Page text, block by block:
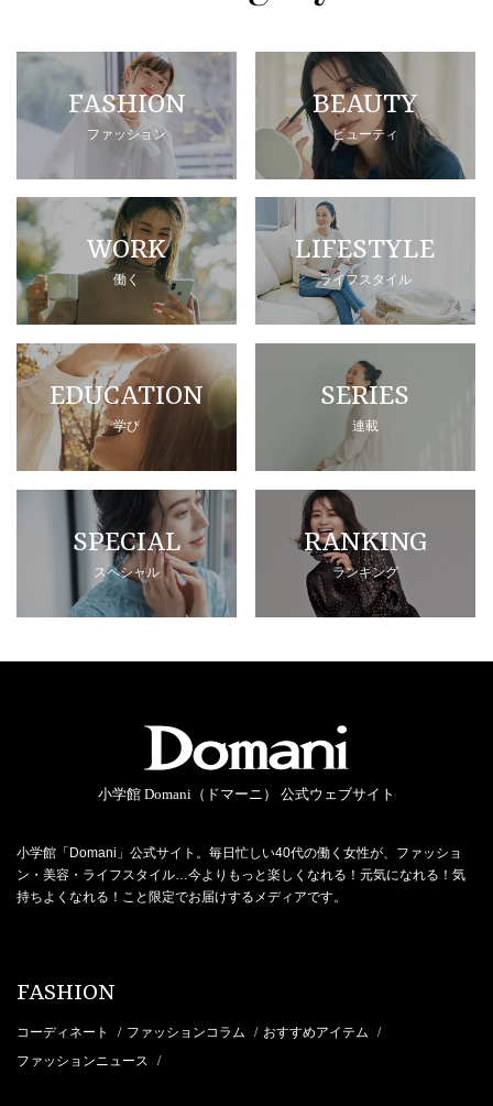
FASHION
ファッション
BEAUTY
ビューティ
WORK
働く
LIFESTYLE
ライフスタイル
EDUCATION
学び
SERIES
連載
SPECIAL
スペシャル
RANKING
ランキング
小学館 Domani（ドマーニ） 公式ウェブサイト
小学館「Domani」公式サイト。毎日忙しい40代の働く女性が、ファッショ
ン・美容・ライフスタイル…今よりもっと楽しくなれる！元気になれる！気
持ちよくなれる！こと限定でお届けするメディアです。
FASHION
コーディネート / ファッションコラム / おすすめアイテム /
ファッションニュース /